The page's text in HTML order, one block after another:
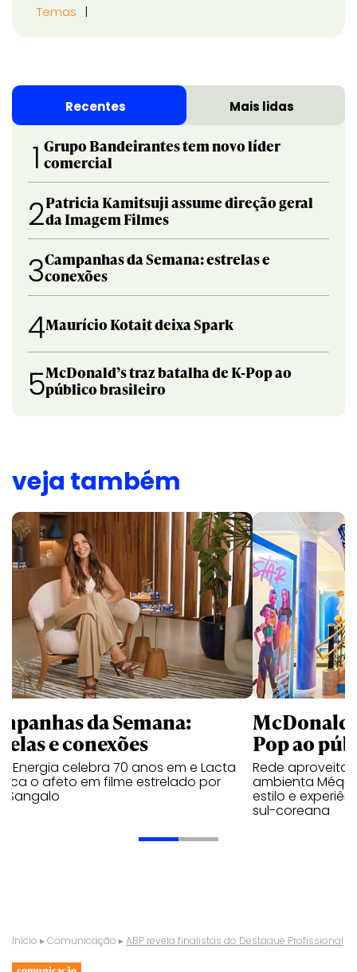
Temas
Recentes Mais lidas
1 Grupo Bandeirantes tem novo líder
comercial
2Patricia Kamitsuji assume direção geral
da Imagem Filmes
3Campanhas da Semana: estrelas e
conexões
4Maurício Kotait deixa Spark
5McDonald’s traz batalha de K-Pop ao
público brasileiro
veja também
da Semana:
e conexões
Energia celebra 70 anos em e Lacta
o afeto em filme estrelado por
Sangalo
Pop ao
Rede aproveita
ambienta Méqui
estilo e
sul-coreana
Início ▸Comunicação ▸ABP revela finalistas do Destaque Profissional